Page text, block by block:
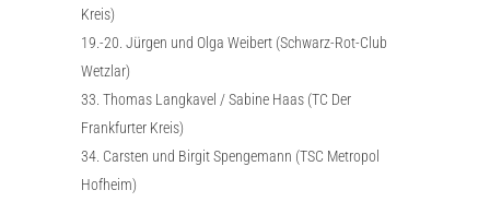
Kreis)
19.-20. Jürgen und Olga Weibert (Schwarz-Rot-Club
Wetzlar)
33. Thomas Langkavel / Sabine Haas (TC Der
Frankfurter Kreis)
34. Carsten und Birgit Spengemann (TSC Metropol
Hofheim)